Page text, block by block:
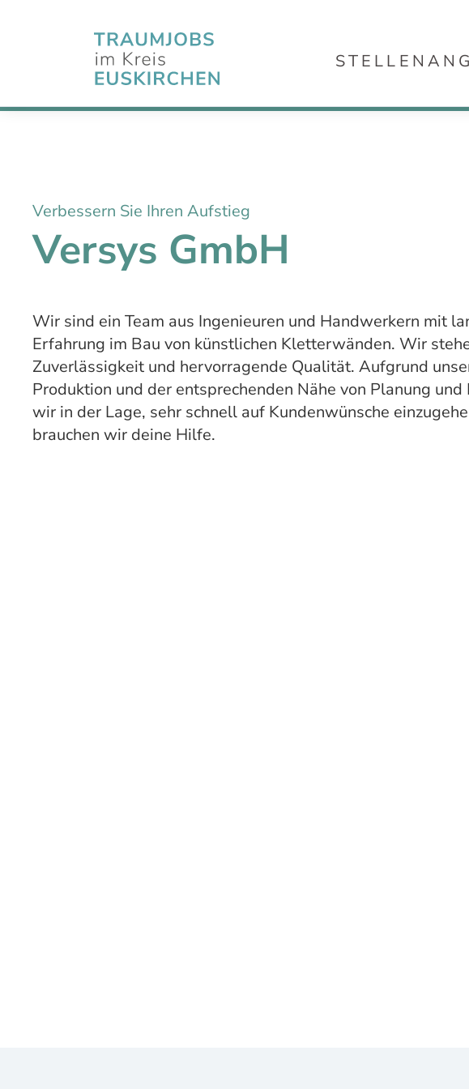
Verbessern Sie Ihren Aufstieg
Versys GmbH
Wir sind ein Team aus Ingenieuren und Handwerkern mit
Erfahrung im Bau von künstlichen Kletterwänden. Wir
Zuverlässigkeit und hervorragende Qualität. Aufgrund
Produktion und der entsprechenden Nähe von Planung
wir in der Lage, sehr schnell auf Kundenwünsche
brauchen wir deine Hilfe.